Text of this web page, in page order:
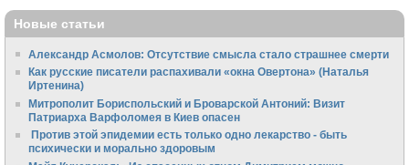
Новые статьи
Александр Асмолов: Отсутствие смысла стало страшнее смерти
Как русские писатели распахивали «окна Овертона» (Наталья
Иртенина)
Митрополит Бориспольский и Броварской Антоний: Визит
Патриарха Варфоломея в Киев опасен
Против этой эпидемии есть только одно лекарство - быть
психически и морально здоровым